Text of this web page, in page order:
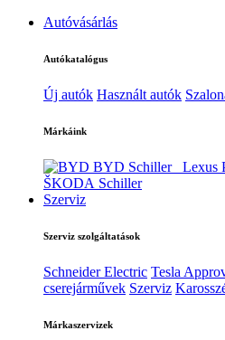
Autóvásárlás
Autókatalógus
Új autók Használt autók
Márkáink
BYD Schiller Lexus
ŠKODA Schiller
Szerviz
Szerviz szolgáltatások
Schneider Electric Tesla
cserejárművek Szerviz
Márkaszervizek